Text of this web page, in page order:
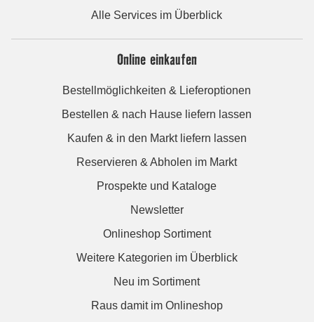
Alle Services im Überblick
Online einkaufen
Bestellmöglichkeiten & Lieferoptionen
Bestellen & nach Hause liefern lassen
Kaufen & in den Markt liefern lassen
Reservieren & Abholen im Markt
Prospekte und Kataloge
Newsletter
Onlineshop Sortiment
Weitere Kategorien im Überblick
Neu im Sortiment
Raus damit im Onlineshop